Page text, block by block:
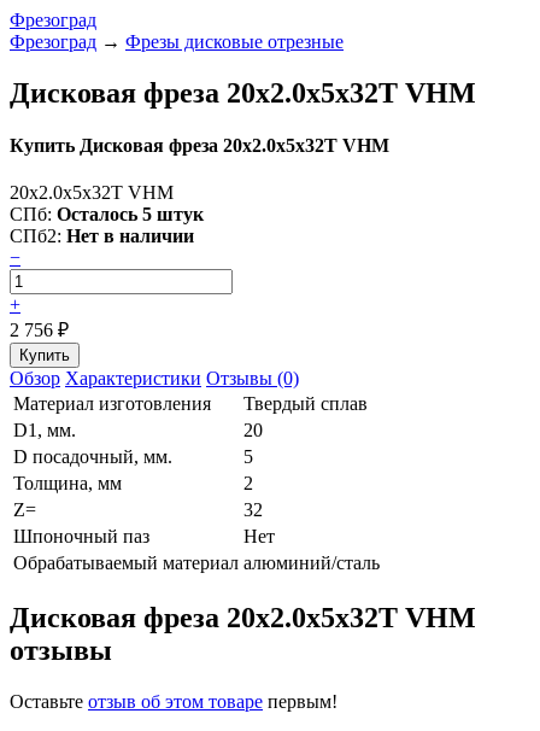
Фрезоград
Фрезоград → Фрезы дисковые отрезные
Дисковая фреза 20x2.0x5x32T VHM
Купить Дисковая фреза 20x2.0x5x32T VHM
20x2.0x5x32T VHM
СПб: Осталось 5 штук
СПб2: Нет в наличии
−
+
2 756 ₽
Обзор Характеристики Отзывы (0)
Материал изготовления
Твердый сплав
D1, мм.
20
D посадочный, мм.
5
Толщина, мм
2
Z=
32
Шпоночный паз
Нет
Обрабатываемый материал алюминий/сталь
Дисковая фреза 20x2.0x5x32T VHM
отзывы
Оставьте отзыв об этом товаре первым!